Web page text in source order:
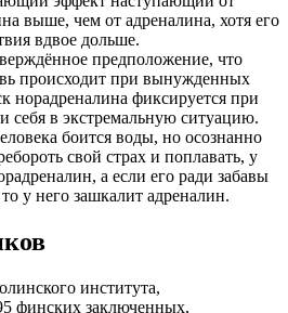
выше, чем от адреналина, хотя его
вдвое дольше.
предположение, что
происходит при вынужденных
норадреналина фиксируется при
себя в экстремальную ситуацию.
боится воды, но осознанно
свой страх и поплавать, у
а если его ради забавы
у него зашкалит адреналин.
института,
финских заключенных,